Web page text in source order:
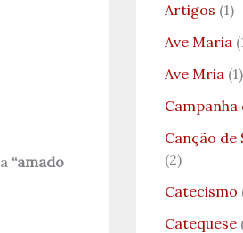
“amado
Artigos (1)
Ave Maria
Ave Mria (1)
Canção de
(2)
Catecismo
Catequese